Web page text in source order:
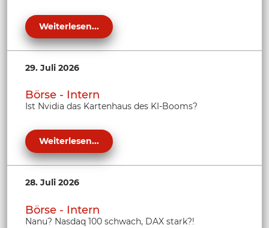
Weiterlesen...
29. Juli 2026
Börse - Intern
Ist Nvidia das Kartenhaus des KI-Booms?
Weiterlesen...
28. Juli 2026
Börse - Intern
Nanu? Nasdaq 100 schwach, DAX stark?!